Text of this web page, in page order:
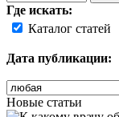
Где искать:
Каталог статей
Дата публикации:
Новые статьи